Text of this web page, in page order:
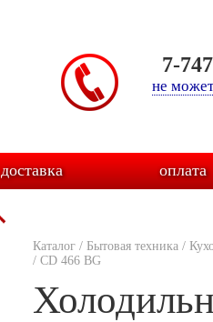
7-
не
доставка оплата
Каталог / Бытовая техника /
/ CD 466 BG